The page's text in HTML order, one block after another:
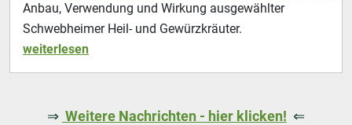
Anbau, Verwendung und Wirkung ausgewählter
Schwebheimer Heil- und Gewürzkräuter.
weiterlesen
⇒ Weitere Nachrichten - hier klicken! ⇐